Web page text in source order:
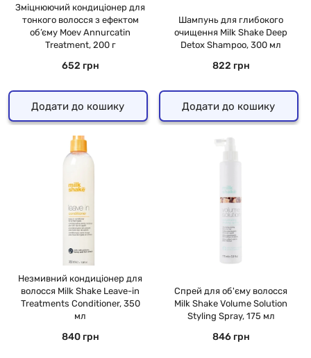
Зміцнюючий кондиціонер для
тонкого волосся з ефектом
об’єму Moev Annurcatin
Treatment, 200 г
652 грн
Додати до кошику
Шампунь для глибокого
очищення Milk Shake Deep
Detox Shampoo, 300 мл
822 грн
Додати до кошику
Незмивний кондиціонер для
волосся Milk Shake Leave-in
Treatments Conditioner, 350
мл
840 грн
Спрей для об'єму волосся
Milk Shake Volume Solution
Styling Spray, 175 мл
846 грн